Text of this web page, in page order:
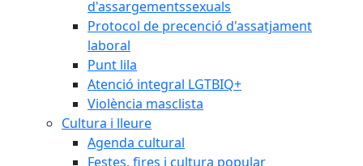
d'assargementssexuals
Protocol de precenció d'assatjament
laboral
Punt lila
Atenció integral LGTBIQ+
Violència masclista
Cultura i lleure
Agenda cultural
Festes, fires i cultura popular